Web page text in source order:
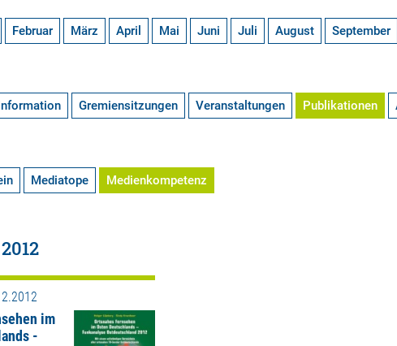
Februar März April Mai Juni Juli August September
Gremiensitzungen Veranstaltungen Publikationen
Mediatope Medienkompetenz
im
-